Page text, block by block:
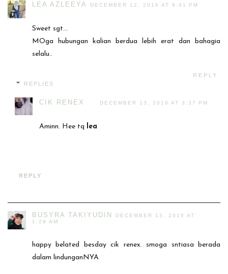
LEA AZLEEYA DECEMBER 12, 2016 AT 9:41 PM
Sweet sgt...
MOga hubungan kalian berdua lebih erat dan bahagia
selalu..
REPLY
REPLIES
CIK RENEX DECEMBER 13, 2016 AT 3:37 PM
Aminn. Hee tq lea
REPLY
BUSYRA TAKIYUDIN
DECEMBER 13, 2016 AT
1:29 AM
happy belated besday cik renex. smoga sntiasa berada
dalam lindunganNYA